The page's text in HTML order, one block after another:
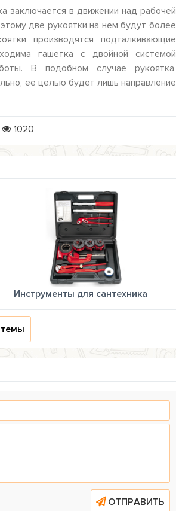
заключается в движении над рабочей
две рукоятки на нем будут более
производятся подталкивающие
гашетка с двойной системой
В подобном случае рукоятка,
ее целью будет лишь направление
1020
Инструменты для сантехника
ОТПРАВИТЬ